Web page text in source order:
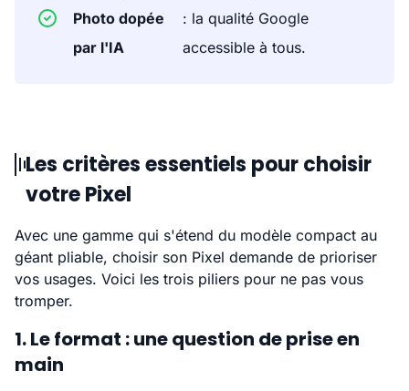
Photo dopée
par l'IA
: la qualité Google
accessible à tous.
Les critères essentiels pour choisir
votre Pixel
Avec une gamme qui s'étend du modèle compact au
géant pliable, choisir son Pixel demande de prioriser
vos usages. Voici les trois piliers pour ne pas vous
tromper.
1. Le format : une question de prise en
main